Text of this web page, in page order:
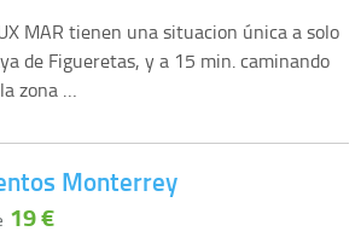
MAR tienen una situacion única a solo
de Figueretas, y a 15 min. caminando
zona …
Monterrey
19 €